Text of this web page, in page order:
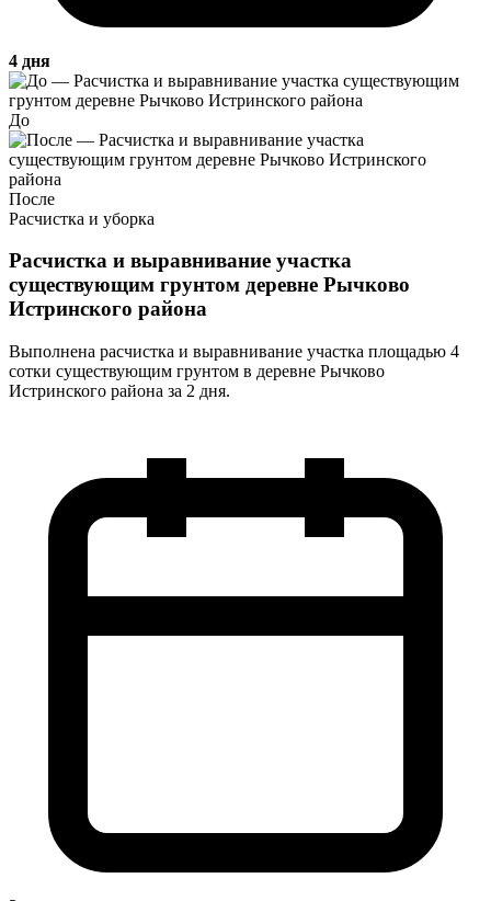
4 дня
До
После
Расчистка и уборка
Расчистка и выравнивание участка
существующим грунтом деревне Рычково
Истринского района
Выполнена расчистка и выравнивание участка площадью 4
сотки существующим грунтом в деревне Рычково
Истринского района за 2 дня.